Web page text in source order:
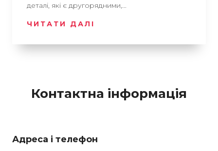
деталі, які є другорядними,...
ЧИТАТИ ДАЛІ
Контактна інформація
Адреса і телефон